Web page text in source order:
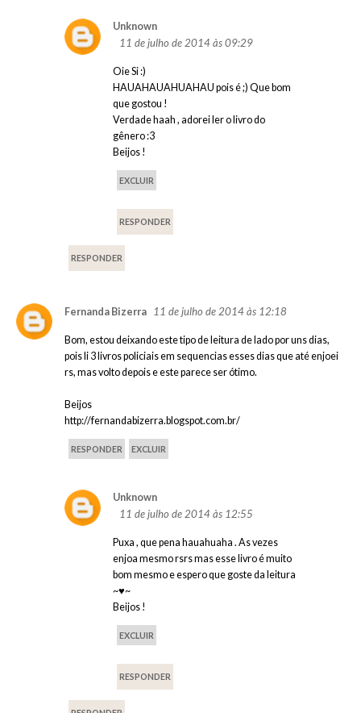
Unknown
11 de julho de 2014 às 09:29
Oie Si :)
HAUAHAUAHUAHAU pois é ;) Que bom
que gostou !
Verdade haah , adorei ler o livro do
gênero :3
Beijos !
EXCLUIR
RESPONDER
RESPONDER
Fernanda Bizerra 11 de julho de 2014 às 12:18
Bom, estou deixando este tipo de leitura de lado por uns dias,
pois li 3 livros policiais em sequencias esses dias que até enjoei
rs, mas volto depois e este parece ser ótimo.
Beijos
http://fernandabizerra.blogspot.com.br/
RESPONDER EXCLUIR
Unknown
11 de julho de 2014 às 12:55
Puxa , que pena hauahuaha . As vezes
enjoa mesmo rsrs mas esse livro é muito
bom mesmo e espero que goste da leitura
~♥~
Beijos !
EXCLUIR
RESPONDER